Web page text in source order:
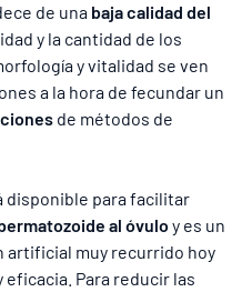
de una baja calidad del
y la cantidad de los
y vitalidad se ven
a la hora de fecundar un
de métodos de
disponible para facilitar
al óvulo y es un
artificial muy recurrido hoy
eficacia. Para reducir las